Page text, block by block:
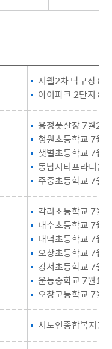
지웰2차 탁구장 8
아이파크 2단지 8
용정풋살장 7월20
청원초등학교 7월
샛별초등학교 7월
동남시티프라디움
주중초등학교 7월
각리초등학교 7월
내수초등학교 7월
내덕초등학교 7월
오창초등학교 7월
강서초등학교 7월
운동중학교 7월16
오창고등학교 7월
시노인종합복지관